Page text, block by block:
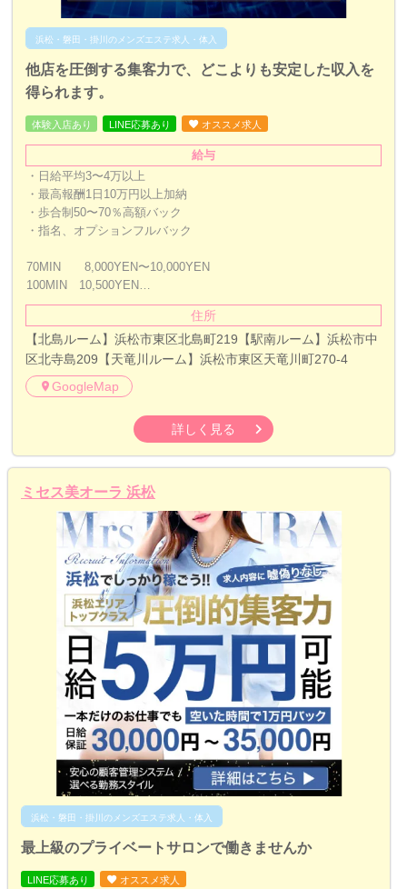
浜松・磐田・掛川のメンズエステ求人・体入
他店を圧倒する集客力で、どこよりも安定した収入を
得られます。
体験入店あり LINE応募あり オススメ求人
給与
・日給平均3〜4万以上
・最高報酬1日10万円以上加納
・歩合制50〜70％高額バック
・指名、オプションフルバック
70MIN 8,000YEN〜10,000YEN
100MIN 10,500YEN…
住所
【北島ルーム】浜松市東区北島町219【駅南ルーム】浜松市中
区北寺島209【天竜川ルーム】浜松市東区天竜川町270-4
GoogleMap
詳しく見る
ミセス美オーラ 浜松
浜松・磐田・掛川のメンズエステ求人・体入
最上級のプライベートサロンで働きませんか
LINE応募あり オススメ求人